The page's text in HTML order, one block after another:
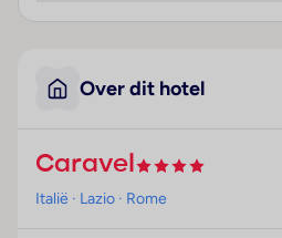
Over dit hotel
Caravel
Italië · Lazio · Rome